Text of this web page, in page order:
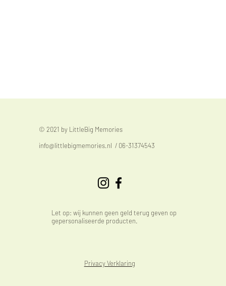
© 2021 by LittleBig Memories
info@littlebigmemories.nl / 06-31374543
Let op: wij kunnen geen geld terug geven op
gepersonaliseerde producten.
Privacy Verklaring